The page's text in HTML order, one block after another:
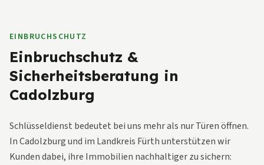
EINBRUCHSCHUTZ
Einbruchschutz &
Sicherheitsberatung in
Cadolzburg
Schlüsseldienst bedeutet bei uns mehr als nur Türen öffnen.
In Cadolzburg und im Landkreis Fürth unterstützen wir
Kunden dabei, ihre Immobilien nachhaltiger zu sichern: